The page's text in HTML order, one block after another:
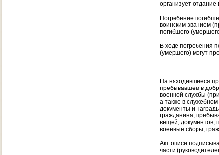
организует отдание
Погребение
воинским званием
погибшего
В ходе погребения
(умершего) могут
На находившиеся
пребывавшем в
военной службы
а также в
документы и
гражданина,
вещей, документов,
военные сборы,
Акт описи
части